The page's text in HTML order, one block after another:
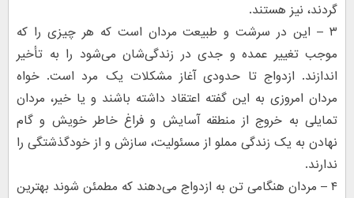
گردند، نیز هستند.
۳ – این در سرشت و طبیعت مردان است که هر چیزی را که
موجب تغییر عمده و جدی در زندگی‌شان می‌شود را به تأخیر
اندازند. ازدواج تا حدودی آغاز مشکلات یک مرد است. خواه
مردان امروزی به این گفته اعتقاد داشته باشند و یا خیر، مردان
تمایلی به خروج از منطقه آسایش و فراغ خاطر خویش و گام
نهادن به یک زندگی مملو از مسئولیت، سازش و از خودگذشتگی را
ندارند.
۴ – مردان هنگامی تن به ازدواج می‌دهند که مطمئن شوند بهترین